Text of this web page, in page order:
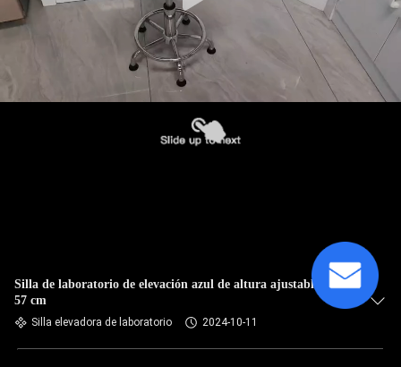
Silla de laboratorio de elevación azul de altura ajustable 38-
57 cm
Silla elevadora de laboratorio 2024-10-11